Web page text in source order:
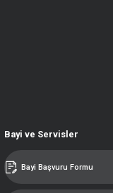
Bayi ve Servisler
Bayi Başvuru Formu